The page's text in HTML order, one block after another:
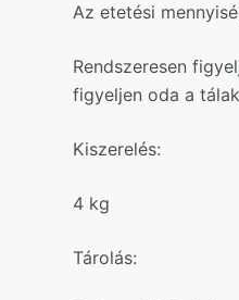
Az etetési
Rendszeresen
figyeljen oda a
Kiszerelés:
4 kg
Tárolás: